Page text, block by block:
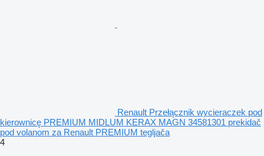
Renault Przełącznik wycieraczek pod
kierownicę PREMIUM MIDLUM KERAX MAGN 34581301 prekidač
pod volanom za Renault PREMIUM tegljača
4